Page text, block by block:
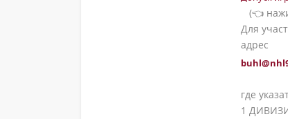
(👈
Для
адрес
где
1